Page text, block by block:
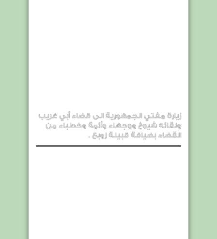
زيارة مفتي الجمهورية الى قضاء أبي غريب
ولقائه شيوخ ووجهاء وأئمة وخطباء من
القضاء بضيافة قبيلة زوبع .